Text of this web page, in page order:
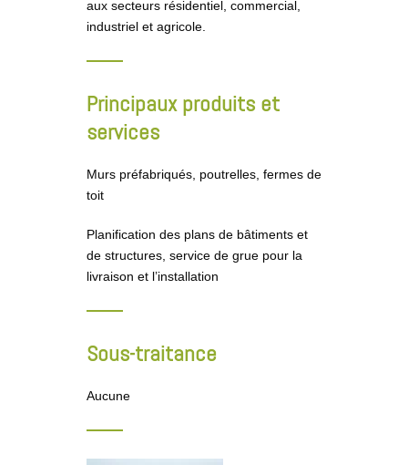
aux secteurs résidentiel, commercial,
industriel et agricole.
Principaux produits et
services
Murs préfabriqués, poutrelles, fermes de
toit
Planification des plans de bâtiments et
de structures, service de grue pour la
livraison et l’installation
Sous-traitance
Aucune